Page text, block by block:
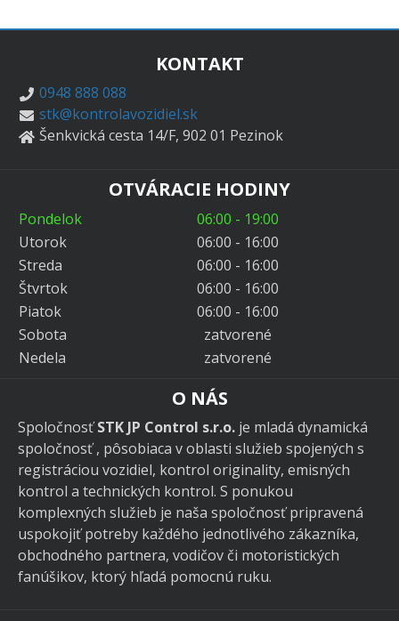
KONTAKT
0948 888 088
stk@kontrolavozidiel.sk
Šenkvická cesta 14/F, 902 01 Pezinok
OTVÁRACIE HODINY
Pondelok
06:00 - 19:00
Utorok
06:00 - 16:00
Streda
06:00 - 16:00
Štvrtok
06:00 - 16:00
Piatok
06:00 - 16:00
Sobota
zatvorené
Nedela
zatvorené
O NÁS
SpoločnosťSTK JP Control s.r.o. je mladá dynamická
spoločnosť , pôsobiaca v oblasti služieb spojených s
registráciou vozidiel, kontrol originality, emisných
kontrol a technických kontrol. S ponukou
komplexných služieb je naša spoločnosť pripravená
uspokojiť potreby každého jednotlivého zákazníka,
obchodného partnera, vodičov či motoristických
fanúšikov, ktorý hľadá pomocnú ruku.